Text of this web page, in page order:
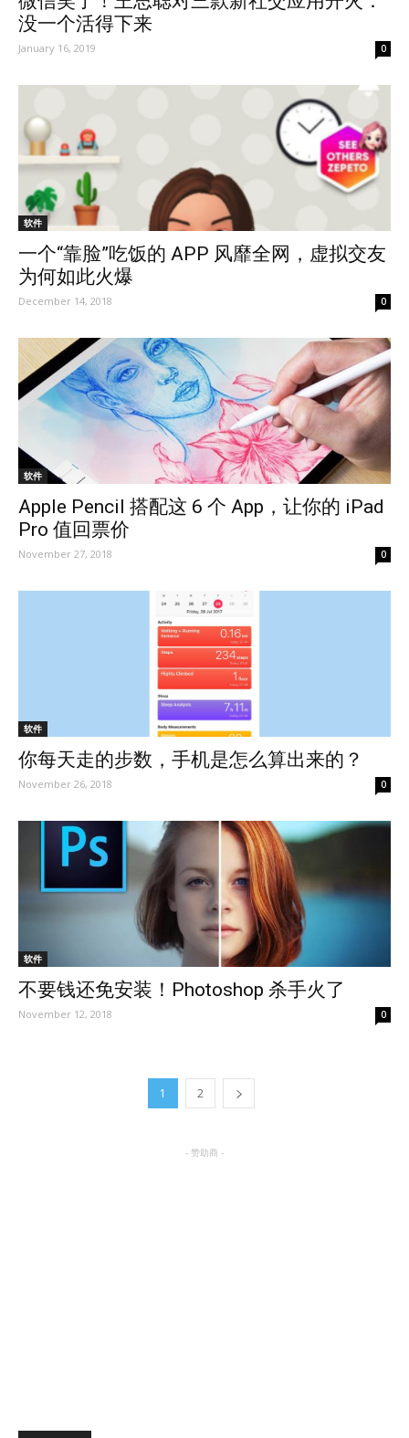
没一个活得下来
January 16, 2019 0
软件
一个“靠脸”吃饭的 APP 风靡全网，虚拟交友
为何如此火爆
December 14, 2018 0
软件
Apple Pencil 搭配这 6 个 App，让你的 iPad
Pro 值回票价
November 27, 2018 0
软件
你每天走的步数，手机是怎么算出来的？
November 26, 2018 0
软件
不要钱还免安装！Photoshop 杀手火了
November 12, 2018 0
1 2
- 赞助商 -